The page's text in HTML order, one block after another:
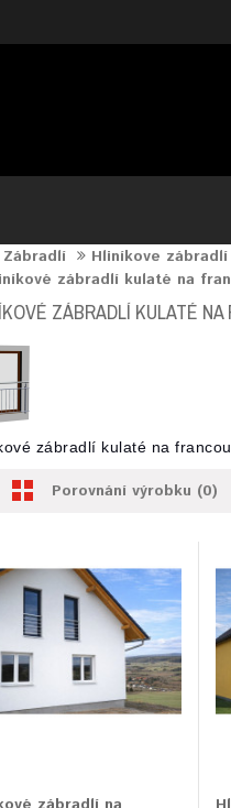
Zábradlí Hliníkove zábradlí
zábradlí kulaté na
ZÁBRADLÍ KULATÉ
zábradlí kulaté na
Porovnání výrobku (0)